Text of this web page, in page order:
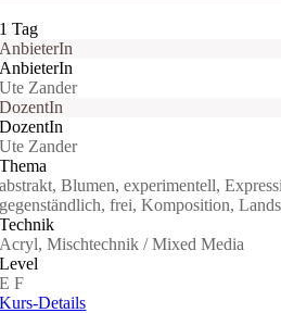
1 Tag
AnbieterIn
AnbieterIn
Ute Zander
DozentIn
DozentIn
Ute Zander
Thema
abstrakt, Blumen, experimentell,
gegenständlich, frei, Komposition,
Technik
Acryl, Mischtechnik / Mixed Media
Level
EF
Kurs-Details